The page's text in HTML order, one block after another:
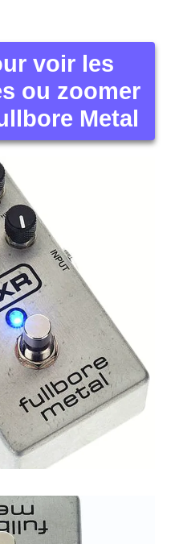
voir les
ou zoomer
Metal